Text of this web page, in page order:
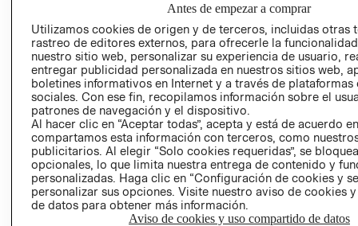
EMPRESARIAL
CONDICIONES
AVISO DE
PRIVACIDAD
GIFT CARD
AVISO DE
Antes de empezar a comprar
Utilizamos cookies de origen y de terceros, incluidas otras
rastreo de editores externos, para ofrecerle la
nuestro sitio web, personalizar su experiencia de usuario,
entregar publicidad personalizada en nuestros sitios web,
boletines informativos en Internet y a través de plataformas
sociales. Con ese fin, recopilamos información sobre el
patrones de navegación y el dispositivo.
Al hacer clic en “Aceptar todas”, acepta y está de acuerdo
compartamos esta información con terceros, como
publicitarios. Al elegir “Solo cookies requeridas”, se
opcionales, lo que limita nuestra entrega de contenido y
personalizadas. Haga clic en “Configuración de cookies y
personalizar sus opciones. Visite nuestro aviso de cookies
de datos para obtener más información.
Aviso de cookies y uso compartido de datos